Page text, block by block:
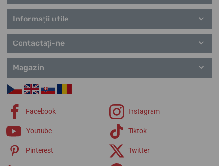
Informații utile
Contactaţi-ne
Magazin
Facebook Instagram
Youtube Tiktok
Pinterest Twitter